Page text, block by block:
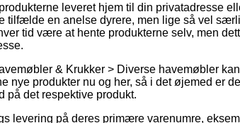
leveret hjem til din privatadresse
tilfælde en anelse dyrere, men lige så vel
tid være at hente produkterne selv, men
& Krukker > Diverse havemøbler
nye produkter nu og her, så i det øjemed er
på det respektive produkt.
levering på deres primære varenumre,